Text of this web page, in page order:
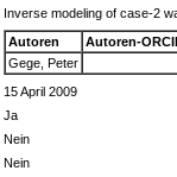
Inverse modeling of case-2
Autoren
Autoren-
Gege, Peter
15 April 2009
Ja
Nein
Nein